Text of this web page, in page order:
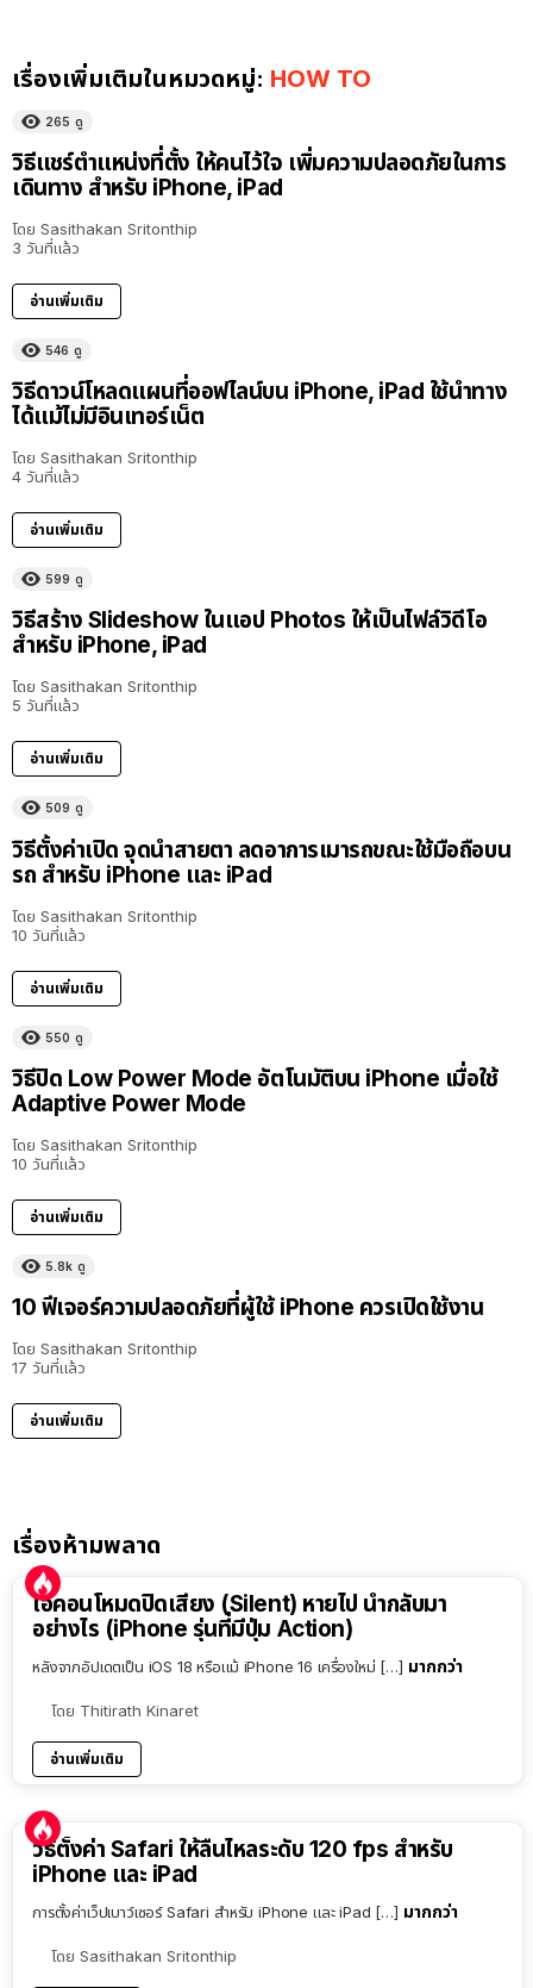
เรื่องเพิ่มเติมในหมวดหมู่: HOW TO
265 ดู
วิธีแชร์ตำแหน่งที่ตั้ง ให้คนไว้ใจ เพิ่มความปลอดภัยในการ
เดินทาง สำหรับ iPhone, iPad
โดย Sasithakan Sritonthip
3 วันที่แล้ว
อ่านเพิ่มเติม
546 ดู
วิธีดาวน์โหลดแผนที่ออฟไลน์บน iPhone, iPad ใช้นำทาง
ได้แม้ไม่มีอินเทอร์เน็ต
โดย Sasithakan Sritonthip
4 วันที่แล้ว
อ่านเพิ่มเติม
599 ดู
วิธีสร้าง Slideshow ในแอป Photos ให้เป็นไฟล์วิดีโอ
สำหรับ iPhone, iPad
โดย Sasithakan Sritonthip
5 วันที่แล้ว
อ่านเพิ่มเติม
509 ดู
วิธีตั้งค่าเปิด จุดนำสายตา ลดอาการเมารถขณะใช้มือถือบน
รถ สำหรับ iPhone และ iPad
โดย Sasithakan Sritonthip
10 วันที่แล้ว
อ่านเพิ่มเติม
550 ดู
วิธีปิด Low Power Mode อัตโนมัติบน iPhone เมื่อใช้
Adaptive Power Mode
โดย Sasithakan Sritonthip
10 วันที่แล้ว
อ่านเพิ่มเติม
5.8k ดู
10 ฟีเจอร์ความปลอดภัยที่ผู้ใช้ iPhone ควรเปิดใช้งาน
โดย Sasithakan Sritonthip
17 วันที่แล้ว
อ่านเพิ่มเติม
เรื่องห้ามพลาด
ไอคอนโหมดปิดเสียง (Silent) หายไป นำกลับมา
อย่างไร (iPhone รุ่นที่มีปุ่ม Action)
หลังจากอัปเดตเป็น iOS 18 หรือแม้ iPhone 16 เครื่องใหม่ […] มากกว่า
โดย Thitirath Kinaret
อ่านเพิ่มเติม
วิธีตั้งค่า Safari ให้ลื่นไหลระดับ 120 fps สำหรับ
iPhone และ iPad
การตั้งค่าเว็ปเบาว์เซอร์ Safari สำหรับ iPhone และ iPad […] มากกว่า
โดย Sasithakan Sritonthip